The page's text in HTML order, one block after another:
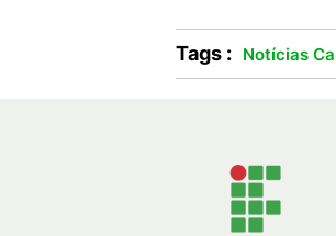
Tags : Notícias